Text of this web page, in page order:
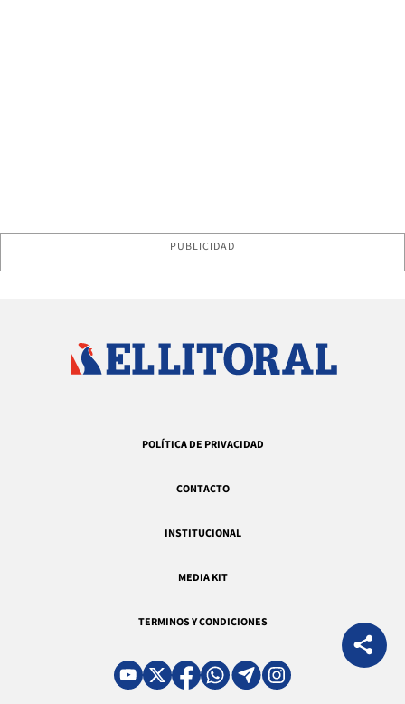
PUBLICIDAD
POLÍTICA DE PRIVACIDAD
CONTACTO
INSTITUCIONAL
MEDIA KIT
TERMINOS Y CONDICIONES